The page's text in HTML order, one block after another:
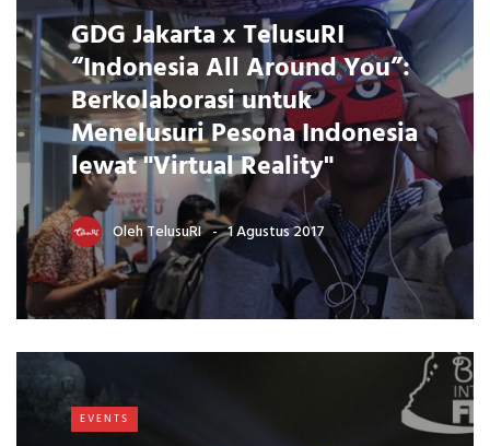
GDG Jakarta x TelusuRI
“Indonesia All Around You”:
Berkolaborasi untuk
Menelusuri Pesona Indonesia
lewat "Virtual Reality"
OlehTelusuRI 1 Agustus 2017
EVENTS